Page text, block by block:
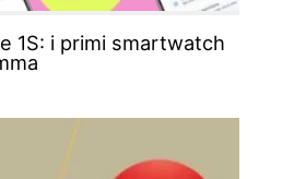
1S: i primi smartwatch